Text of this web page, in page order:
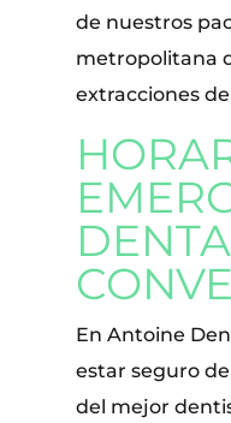
de nuestros
metropolitana
extracciones
En Antoine
estar seguro
del mejor